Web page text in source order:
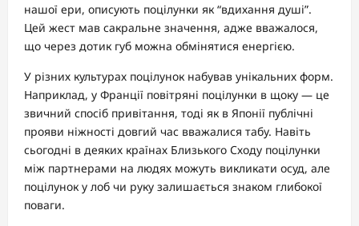
нашої ери, описують поцілунки як “вдихання душі”.
Цей жест мав сакральне значення, адже вважалося,
що через дотик губ можна обмінятися енергією.
У різних культурах поцілунок набував унікальних форм.
Наприклад, у Франції повітряні поцілунки в щоку — це
звичний спосіб привітання, тоді як в Японії публічні
прояви ніжності довгий час вважалися табу. Навіть
сьогодні в деяких країнах Близького Сходу поцілунки
між партнерами на людях можуть викликати осуд, але
поцілунок у лоб чи руку залишається знаком глибокої
поваги.